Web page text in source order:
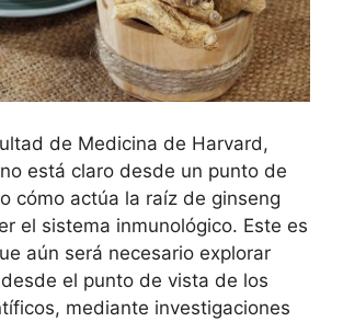
de Medicina de Harvard,
está claro desde un punto de
cómo actúa la raíz de ginseng
el sistema inmunológico. Este es
aún será necesario explorar
el punto de vista de los
mediante investigaciones